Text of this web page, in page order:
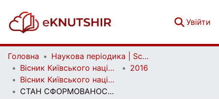
Увійти
Головна
Наукова періодика | Scientific periodicals
Вісник Київського національного університету імені Тараса Шевченка. Педагогіка | Bulletin of Taras Shevchenko National University of Kyiv. Pedagogy
2016
Вісник Київського національного університету імені Тараса Шевченка. Педагогіка. Вип. 1 (3)
СТАН СФОРМОВАНОСТІ ПРОФЕСІЙНОЇ КУЛЬТУРИ МАЙБУТНІХ СОЦІАЛЬНИХ ПРАЦІВНИКІВ